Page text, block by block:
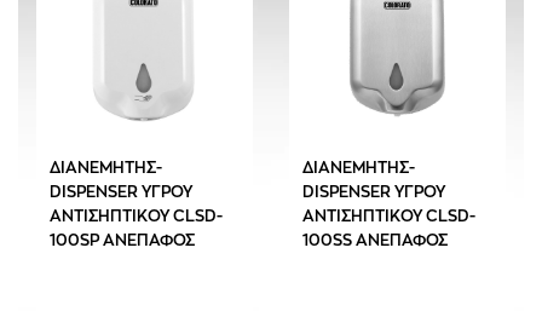
ΔΙΑΝΕΜΗΤΗΣ-
DISPENSER ΥΓΡΟΥ
ΑΝΤΙΣΗΠΤΙΚΟΥ CLSD-
100SP ΑΝΕΠΑΦΟΣ
ΔΙΑΝΕΜΗΤΗΣ-
DISPENSER ΥΓΡΟΥ
ΑΝΤΙΣΗΠΤΙΚΟΥ CLSD-
100SS ΑΝΕΠΑΦΟΣ